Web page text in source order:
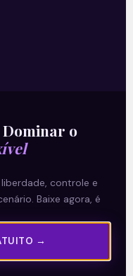
o
controle e
Baixe agora, é
→